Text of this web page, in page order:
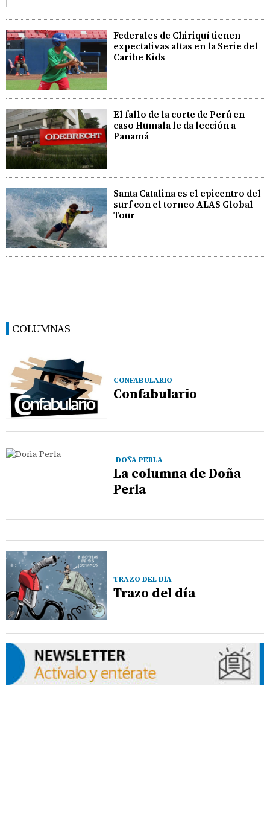
Federales de Chiriquí tienen
expectativas altas en la Serie del
Caribe Kids
El fallo de la corte de Perú en
caso Humala le da lección a
Panamá
Santa Catalina es el epicentro del
surf con el torneo ALAS Global
Tour
COLUMNAS
CONFABULARIO
Confabulario
DOÑA PERLA
La columna de Doña
Perla
TRAZO DEL DÍA
Trazo del día